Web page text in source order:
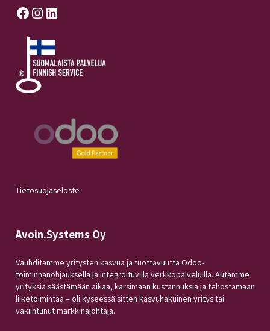
Facebook Instagram LinkedIn
Tietosuojaseloste
Avoin.Systems Oy
Vauhditamme yritysten kasvua ja tuottavuutta Odoo-
toiminnanohjauksella ja integroituvilla verkkopalveluilla. Autamme
yrityksiä säästämään aikaa, karsimaan kustannuksia ja tehostamaan
liiketoimintaa – oli kyseessä sitten kasvuhakuinen yritys tai
vakiintunut markkinajohtaja.